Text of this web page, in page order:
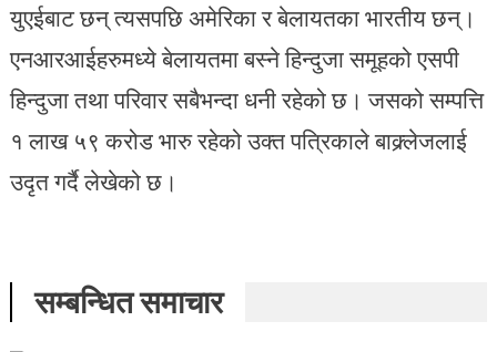
युएईबाट छन् त्यसपछि अमेरिका र बेलायतका भारतीय छन्।
एनआरआईहरुमध्ये बेलायतमा बस्ने हिन्दुजा समूहको एसपी
हिन्दुजा तथा परिवार सबैभन्दा धनी रहेको छ। जसको सम्पत्ति
१ लाख ५९ करोड भारु रहेको उक्त पत्रिकाले बाक्र्लेजलाई
उदृत गर्दै लेखेको छ।
सम्बन्धित समाचार